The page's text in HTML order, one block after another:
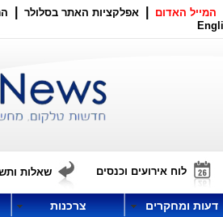
המייל האדום אפלקציות האתר בסלולר
לוח אירועים וכנסים שאלות
דעות ומחקרים צרכנות